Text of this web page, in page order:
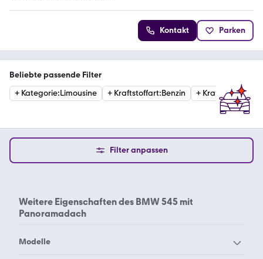
Kontakt Parken
Beliebte passende Filter
+ Kategorie:Limousine + Kraftstoffart:Benzin + Kraftstoffart
Filter anpassen
Weitere Eigenschaften des BMW 545 mit
Panoramadach
Modelle